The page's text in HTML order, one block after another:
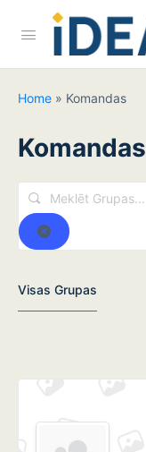
Home » Komandas
Komandas
Reset
Visas Grupas